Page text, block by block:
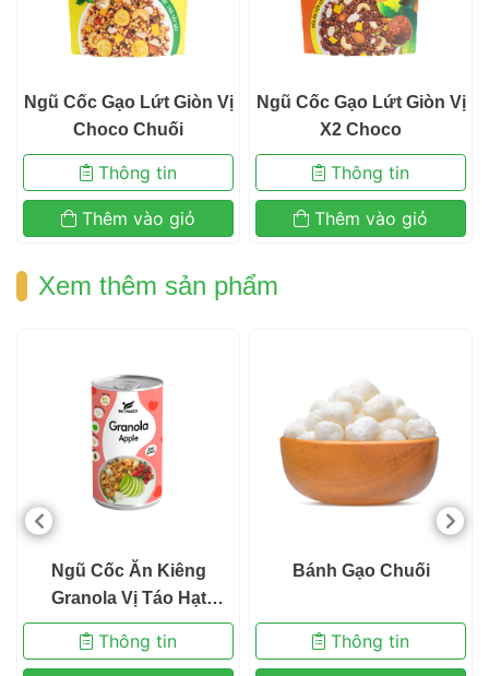
Ngũ Cốc Gạo Lứt Giòn Vị
Choco Chuối
Thông tin
Thêm vào giỏ
Ngũ Cốc Gạo Lứt Giòn Vị
X2 Choco
Thông tin
Thêm vào giỏ
Xem thêm sản phẩm
Ngũ Cốc Ăn Kiêng
Granola Vị Táo Hạt
Macca Mix Sữa Chua Sấy
Khô Befresco 300g
Thông tin
Bánh Gạo Chuối
Thông tin